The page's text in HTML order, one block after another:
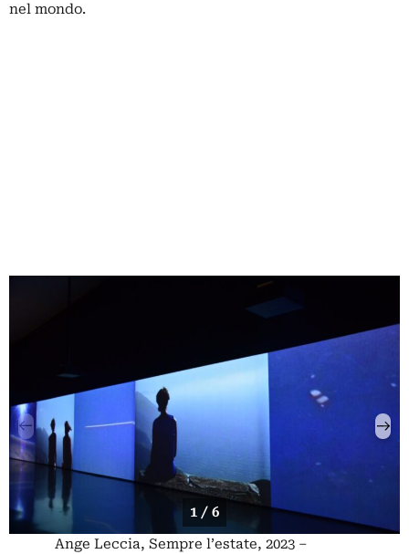
nel mondo.
1 / 6
Ange Leccia, Sempre l’estate, 2023 –